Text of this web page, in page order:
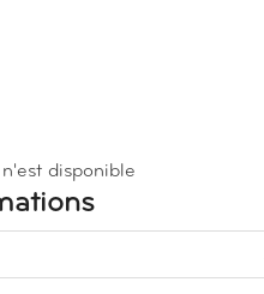
disponible